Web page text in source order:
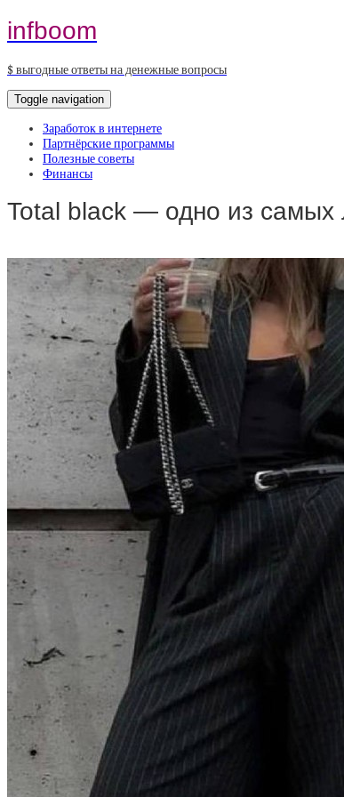
infboom
$ выгодные ответы на денежные вопросы
Toggle navigation
Заработок в интернете
Партнёрские программы
Полезные советы
Финансы
Total black — одно из